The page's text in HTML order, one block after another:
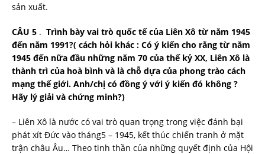
sản xuất.
CÂU 5 . Trình bày vai trò quốc tế của Liên Xô từ năm 1945
đến năm 1991?( cách hỏi khác : Có ý kiến cho rằng từ năm
1945 đến nữa đầu những năm 70 của thế kỷ XX, Liên Xô là
thành trì của hoà bình và là chỗ dựa của phong trào cách
mạng thế giới. Anh/chị có đồng ý với ý kiến đó không ?
Hãy lý giải và chứng minh?)
– Liên Xô là nước có vai trò quan trọng trong việc đánh bại
phát xít Đức vào tháng5 – 1945, kết thúc chiến tranh ở mặt
trận châu Âu… Theo tinh thần của những quyết định của Hội